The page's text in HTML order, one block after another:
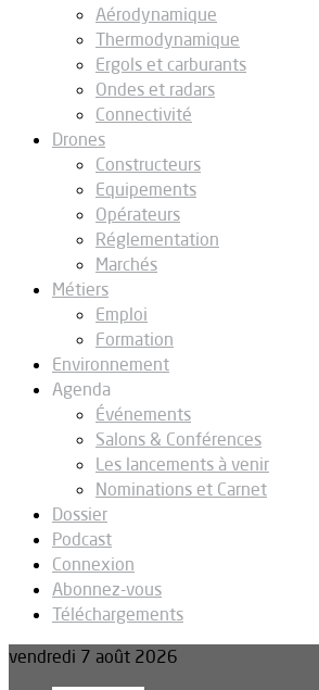
Aérodynamique
Thermodynamique
Ergols et carburants
Ondes et radars
Connectivité
Drones
Constructeurs
Equipements
Opérateurs
Réglementation
Marchés
Métiers
Emploi
Formation
Environnement
Agenda
Événements
Salons & Conférences
Les lancements à venir
Nominations et Carnet
Dossier
Podcast
Connexion
Abonnez-vous
Téléchargements
vendredi 7 août 2026